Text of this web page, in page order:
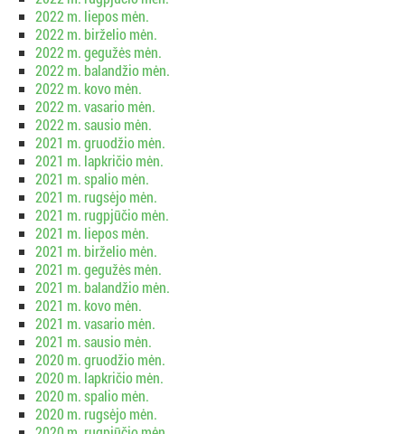
2022 m. liepos mėn.
2022 m. birželio mėn.
2022 m. gegužės mėn.
2022 m. balandžio mėn.
2022 m. kovo mėn.
2022 m. vasario mėn.
2022 m. sausio mėn.
2021 m. gruodžio mėn.
2021 m. lapkričio mėn.
2021 m. spalio mėn.
2021 m. rugsėjo mėn.
2021 m. rugpjūčio mėn.
2021 m. liepos mėn.
2021 m. birželio mėn.
2021 m. gegužės mėn.
2021 m. balandžio mėn.
2021 m. kovo mėn.
2021 m. vasario mėn.
2021 m. sausio mėn.
2020 m. gruodžio mėn.
2020 m. lapkričio mėn.
2020 m. spalio mėn.
2020 m. rugsėjo mėn.